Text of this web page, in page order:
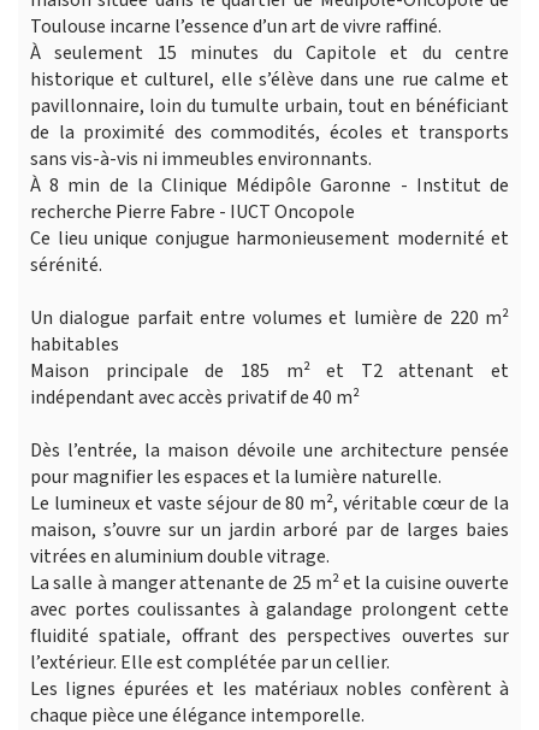
Toulouse incarne l’essence d’un art de vivre raffiné.
À seulement 15 minutes du Capitole et du centre
historique et culturel, elle s’élève dans une rue calme et
pavillonnaire, loin du tumulte urbain, tout en bénéficiant
de la proximité des commodités, écoles et transports
sans vis-à-vis ni immeubles environnants.
À 8 min de la Clinique Médipôle Garonne - Institut de
recherche Pierre Fabre - IUCT Oncopole
Ce lieu unique conjugue harmonieusement modernité et
sérénité.
Un dialogue parfait entre volumes et lumière de 220 m²
habitables
Maison principale de 185 m² et T2 attenant et
indépendant avec accès privatif de 40 m²
Dès l’entrée, la maison dévoile une architecture pensée
pour magnifier les espaces et la lumière naturelle.
Le lumineux et vaste séjour de 80 m², véritable cœur de la
maison, s’ouvre sur un jardin arboré par de larges baies
vitrées en aluminium double vitrage.
La salle à manger attenante de 25 m² et la cuisine ouverte
avec portes coulissantes à galandage prolongent cette
fluidité spatiale, offrant des perspectives ouvertes sur
l’extérieur. Elle est complétée par un cellier.
Les lignes épurées et les matériaux nobles confèrent à
chaque pièce une élégance intemporelle.